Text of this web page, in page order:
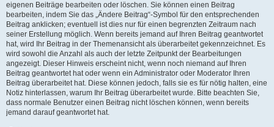
eigenen Beiträge bearbeiten oder löschen. Sie können einen Beitrag
bearbeiten, indem Sie das „Ändere Beitrag“-Symbol für den entsprechenden
Beitrag anklicken; eventuell ist dies nur für einen begrenzten Zeitraum nach
seiner Erstellung möglich. Wenn bereits jemand auf Ihren Beitrag geantwortet
hat, wird Ihr Beitrag in der Themenansicht als überarbeitet gekennzeichnet. Es
wird sowohl die Anzahl als auch der letzte Zeitpunkt der Bearbeitungen
angezeigt. Dieser Hinweis erscheint nicht, wenn noch niemand auf Ihren
Beitrag geantwortet hat oder wenn ein Administrator oder Moderator Ihren
Beitrag überarbeitet hat. Diese können jedoch, falls sie es für nötig halten, eine
Notiz hinterlassen, warum Ihr Beitrag überarbeitet wurde. Bitte beachten Sie,
dass normale Benutzer einen Beitrag nicht löschen können, wenn bereits
jemand darauf geantwortet hat.